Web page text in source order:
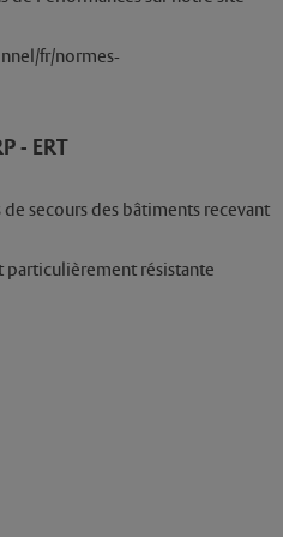
(X), GRIS 137 (G), BLANC (B)
Colors by Vachette : nous
fr/normes-
- ERT
secours des bâtiments recevant
particulièrement résistante